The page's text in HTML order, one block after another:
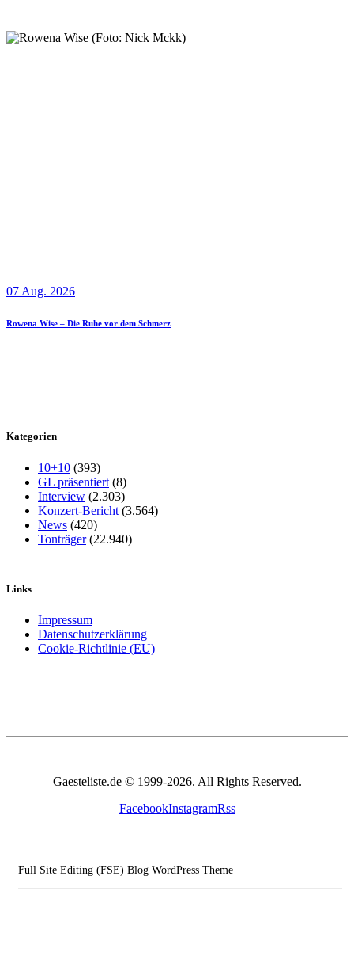
07 Aug. 2026
Rowena Wise – Die Ruhe vor dem Schmerz
Kategorien
10+10 (393)
GL präsentiert (8)
Interview (2.303)
Konzert-Bericht (3.564)
News (420)
Tonträger(22.940)
Links
Impressum
Datenschutzerklärung
Cookie-Richtlinie (EU)
Gaesteliste.de © 1999-2026. All Rights Reserved.
FacebookInstagramRss
Full Site Editing (FSE) Blog WordPress Theme